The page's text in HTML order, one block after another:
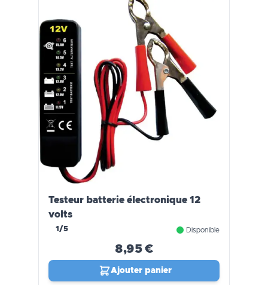
Testeur batterie électronique 12
volts
1/5 Disponible
8,95 €
Ajouter panier